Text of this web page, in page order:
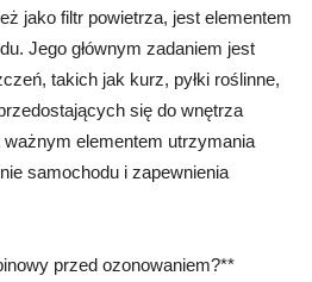
jako filtr powietrza, jest elementem
Jego głównym zadaniem jest
takich jak kurz, pyłki roślinne,
się do wnętrza
elementem utrzymania
samochodu i zapewnienia
przed ozonowaniem?**